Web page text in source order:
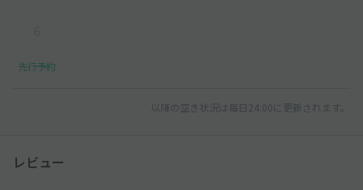
先行予約
以降の空き状況は毎日24:00に更新されます。
レビュー